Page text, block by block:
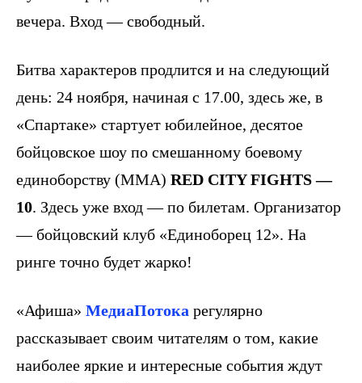
вечера. Вход — свободный.
Битва характеров продлится и на следующий
день: 24 ноября, начиная с 17.00, здесь же, в
«Спартаке» стартует юбилейное, десятое
бойцовское шоу по смешанному боевому
единоборству (MMA) RED CITY FIGHTS —
10. Здесь уже вход — по билетам. Организатор
— бойцовский клуб «Единоборец 12». На
ринге точно будет жарко!
«Афиша» МедиаПотока регулярно
рассказывает своим читателям о том, какие
наиболее яркие и интересные события ждут